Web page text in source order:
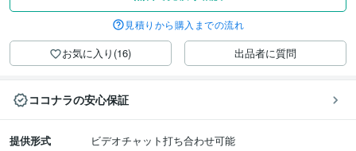
見積りから購入までの流れ
お気に入り(16) 出品者に質問
ココナラの安心保証
提供形式
ビデオチャット打ち合わせ可能